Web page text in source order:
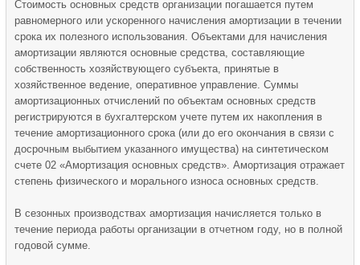
Стоимость основных средств организации погашается путем
равномерного или ускоренного начисления амортизации в течении
срока их полезного использования. Объектами для начисления
амортизации являются основные средства, составляющие
собственность хозяйствующего субъекта, принятые в
хозяйственное ведение, оперативное управление. Суммы
амортизационных отчислений по объектам основных средств
регистрируются в бухгалтерском учете путем их накопления в
течение амортизационного срока (или до его окончания в связи с
досрочным выбытием указанного имущества) на синтетическом
счете 02 «Амортизация основных средств». Амортизация отражает
степень физического и морального износа основных средств.
В сезонных производствах амортизация начисляется только в
течение периода работы организации в отчетном году, но в полной
годовой сумме.